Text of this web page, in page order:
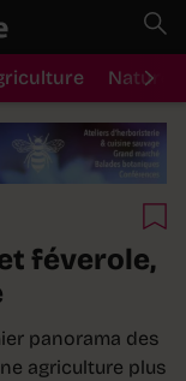
Nature
féverole,
panorama des
agriculture plus